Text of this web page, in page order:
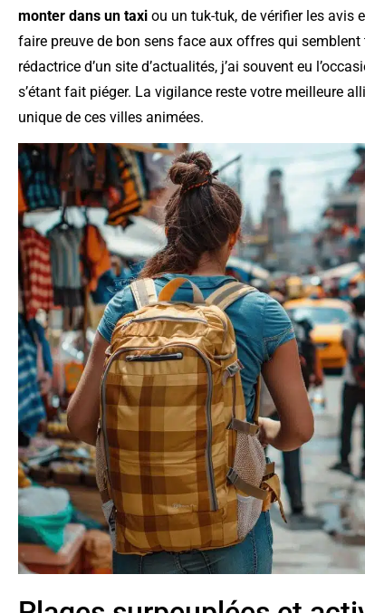
monter dans un taxi ou un tuk-tuk, de vérifier les avis
faire preuve de bon sens face aux offres qui
rédactrice d’un site d’actualités, j’ai souvent eu
s’étant fait piéger. La vigilance reste votre meilleure
unique de ces villes animées.